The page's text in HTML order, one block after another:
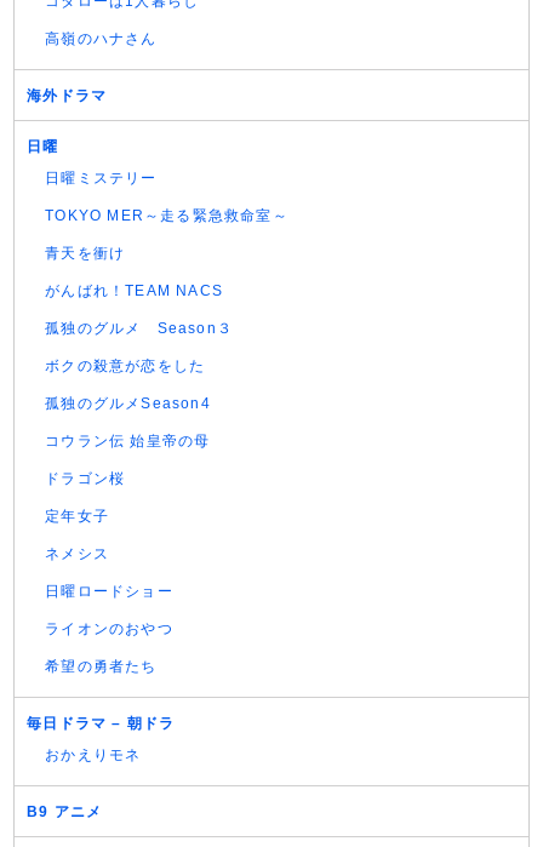
高嶺のハナさん
海外ドラマ
日曜
日曜ミステリー
TOKYO MER～走る緊急救命室～
青天を衝け
がんばれ！TEAM NACS
孤独のグルメ Season３
ボクの殺意が恋をした
孤独のグルメSeason4
コウラン伝 始皇帝の母
ドラゴン桜
定年女子
ネメシス
日曜ロードショー
ライオンのおやつ
希望の勇者たち
毎日ドラマ – 朝ドラ
おかえりモネ
B9 アニメ